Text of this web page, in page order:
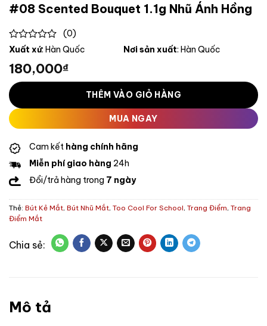
#08 Scented Bouquet 1.1g Nhũ Ánh Hồng
0
of
5
(0)
Xuất xứ: Hàn Quốc Nơi sản xuất: Hàn Quốc
180,000₫
THÊM VÀO GIỎ HÀNG
MUA NGAY
Cam kết hàng chính hãng
Miễn phí giao hàng 24h
Đổi/trả hàng trong 7 ngày
Thẻ: Bút Kẻ Mắt, Bút Nhũ Mắt, Too Cool For School, Trang Điểm, Trang
Điểm Mắt
Mô tả